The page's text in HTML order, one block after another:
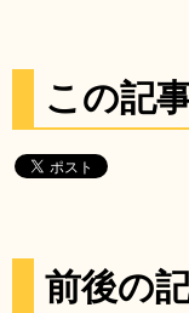
この記
前後の